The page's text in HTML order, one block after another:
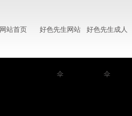
网站首页 好色先生网站
伞
好色先生成人
伞